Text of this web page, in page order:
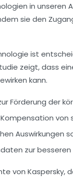
in unseren
sie den
ist
zeigt, dass
kann.
Förderung der
Auswirkungen
zur
von